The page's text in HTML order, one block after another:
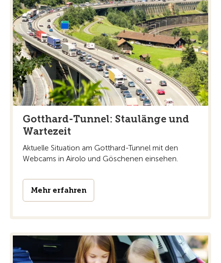
Gotthard-Tunnel: Staulänge und
Wartezeit
Aktuelle Situation am Gotthard-Tunnel mit den
Webcams in Airolo und Göschenen einsehen.
Mehr erfahren